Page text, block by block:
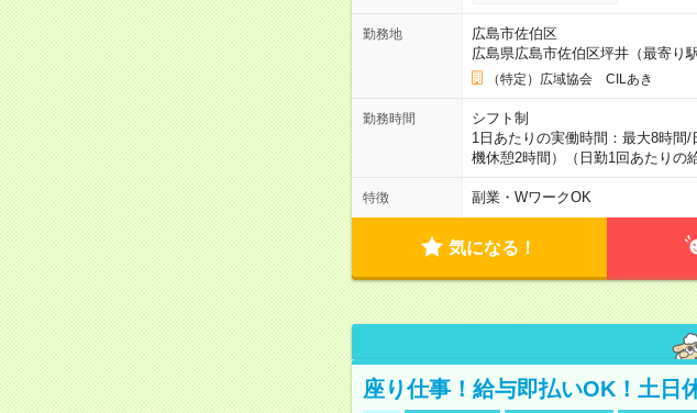
勤務地
広島市佐伯区
広島県広島市佐伯区坪井（最寄り
（特定）広域協会 CILあき
勤務時間
シフト制
1日あたりの実働時間：最大8時
機休憩2時間）（日勤1回あたりの
特徴 副業・WワークOK
気になる！
座り仕事！給与即払いOK！土日